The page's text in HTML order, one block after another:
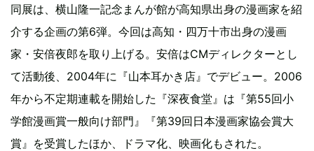
同展は、横山隆一記念まんが館が高知県出身の漫画家を紹
介する企画の第6弾。今回は高知・四万十市出身の漫画
家・安倍夜郎を取り上げる。安倍はCMディレクターとし
て活動後、2004年に『山本耳かき店』でデビュー。2006
年から不定期連載を開始した『深夜食堂』は『第55回小
学館漫画賞一般向け部門』『第39回日本漫画家協会賞大
賞』を受賞したほか、ドラマ化、映画化もされた。